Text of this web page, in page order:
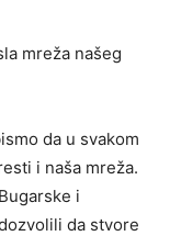
mreža našeg
da u svakom
i naša mreža.
i
da stvore